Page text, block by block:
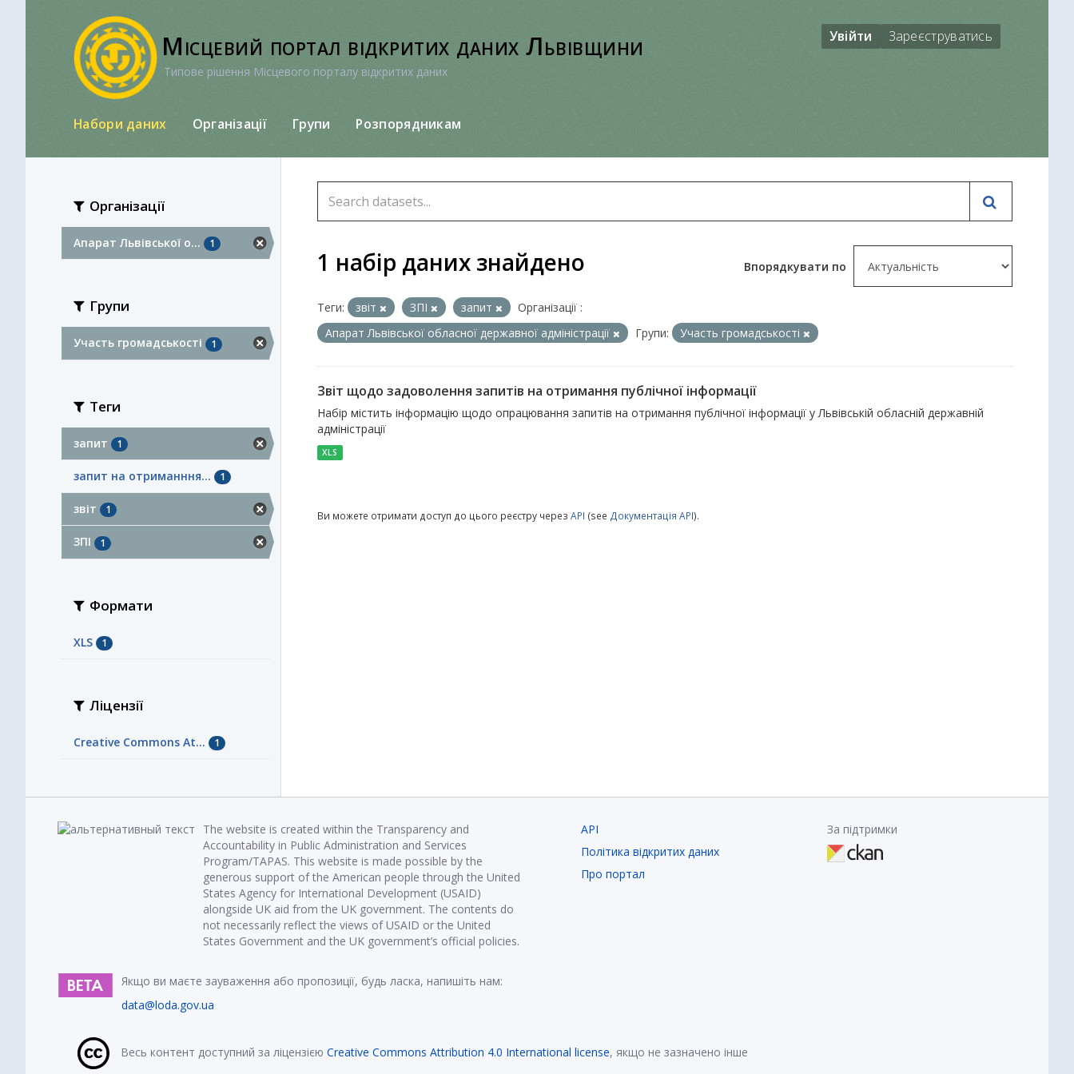
Місцевий портал відкритих даних Львівщини
Типове рішення Місцевого порталу відкритих даних
Увійти Зареєструватись
Набори даних Організації Групи Розпорядникам
Організації
Апарат Львівської о... 1
Групи
Участь громадськості 1
Теги
запит 1
запит на отриманння... 1
звіт 1
ЗПІ 1
Формати
XLS 1
Ліцензії
Creative Commons At... 1
Впорядкувати по
1 набір даних знайдено
Теги: звіт ЗПІ запит
Організації :
Апарат Львівської обласної державної адміністрації
Групи: Участь громадськості
Звіт щодо задоволення запитів на отримання публічної інформації
Набір містить інформацію щодо опрацювання запитів на отримання публічної інформації у Львівській обласній державній
адміністрації
XLS
Ви можете отримати доступ до цього реєстру через API (see Документація API).
The website is created within the Transparency and
Accountability in Public Administration and Services
Program/TAPAS. This website is made possible by the
generous support of the American people through the United
States Agency for International Development (USAID)
alongside UK aid from the UK government. The contents do
not necessarily reflect the views of USAID or the United
States Government and the UK government’s official policies.
Якщо ви маєте зауваження або пропозиції, будь ласка, напишіть нам:
data@loda.gov.ua
API
Політика відкритих даних
Про портал
За підтримки
Весь контент доступний за ліцензією Creative Commons Attribution 4.0 International license, якщо не зазначено інше